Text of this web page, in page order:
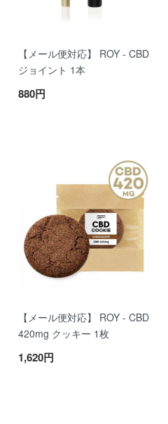
【メール便対応】 ROY - CBD
ジョイント 1本
880円
【メール便対応】 ROY - CBD
420mg クッキー 1枚
1,620円